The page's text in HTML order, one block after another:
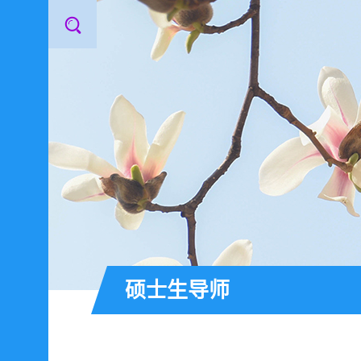
硕士生导师